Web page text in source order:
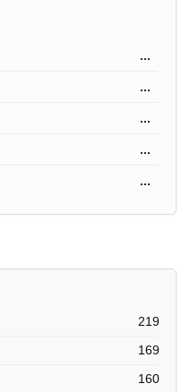
...
...
...
...
...
219
169
160